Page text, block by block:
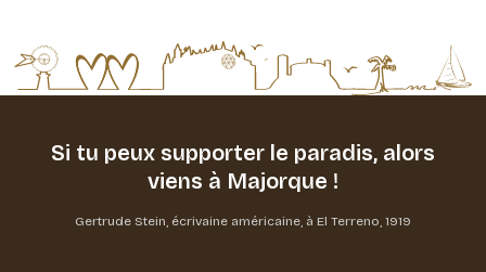
Si tu peux supporter le paradis,alors
viens à Majorque !
Gertrude Stein, écrivaine américaine, à El Terreno, 1919